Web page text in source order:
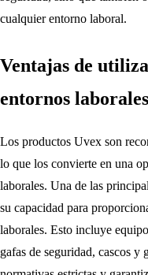
cualquier entorno laboral.
Ventajas de
entornos laborales
Los productos Uvex son
lo que los convierte en una
laborales. Una de las
su capacidad para
laborales. Esto incluye
gafas de seguridad, cascos y